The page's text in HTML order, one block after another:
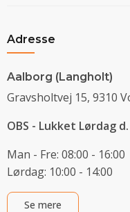
Adresse
Aalborg (Langholt)
Gravsholtvej 15, 9310
OBS - Lukket Lørdag
Man - Fre: 08:00 - 16:00
Lørdag: 10:00 - 14:00
Se mere